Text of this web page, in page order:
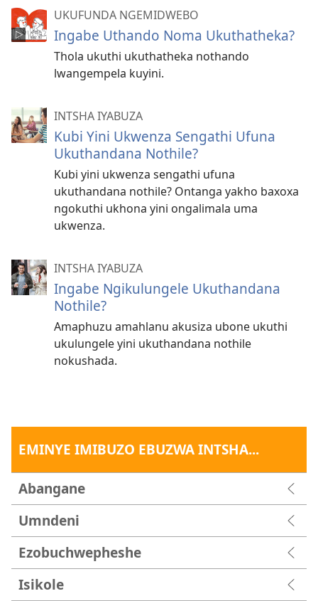
UKUFUNDA NGEMIDWEBO
Ingabe Uthando Noma Ukuthatheka?
Thola ukuthi ukuthatheka nothando
lwangempela kuyini.
INTSHA IYABUZA
Kubi Yini Ukwenza Sengathi Ufuna
Ukuthandana Nothile?
Kubi yini ukwenza sengathi ufuna
ukuthandana nothile? Ontanga yakho baxoxa
ngokuthi ukhona yini ongalimala uma
ukwenza.
INTSHA IYABUZA
Ingabe Ngikulungele Ukuthandana
Nothile?
Amaphuzu amahlanu akusiza ubone ukuthi
ukulungele yini ukuthandana nothile
nokushada.
EMINYE IMIBUZO EBUZWA INTSHA...
Abangane
Umndeni
Ezobuchwepheshe
Isikole